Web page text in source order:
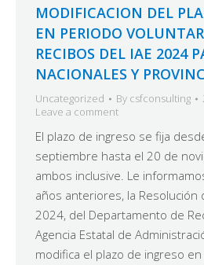
MODIFICACION DEL
EN PERIODO
RECIBOS DEL IAE 2024
NACIONALES Y
Uncategorized By csfconsulting
Leave a comment
El plazo de ingreso se fija
septiembre hasta el 20 de
ambos inclusive. Le
años anteriores, la Resolución
2024, del Departamento de
Agencia Estatal de
modifica el plazo de ingreso